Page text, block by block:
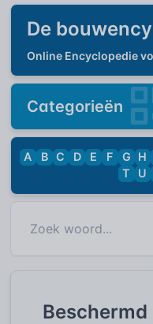
De
Online Encyclopedie
Categorieën
A B C D E F G H
T
U